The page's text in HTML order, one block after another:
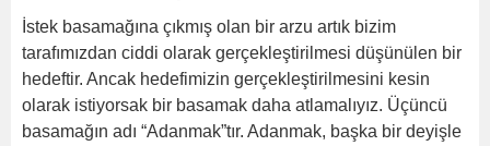
İstek basamağına çıkmış olan bir arzu artık bizim
tarafımızdan ciddi olarak gerçekleştirilmesi düşünülen bir
hedeftir. Ancak hedefimizin gerçekleştirilmesini kesin
olarak istiyorsak bir basamak daha atlamalıyız. Üçüncü
basamağın adı “Adanmak”tır. Adanmak, başka bir deyişle